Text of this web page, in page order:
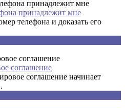
принадлежит мне
телефона и доказать его
соглашение
соглашение начинает